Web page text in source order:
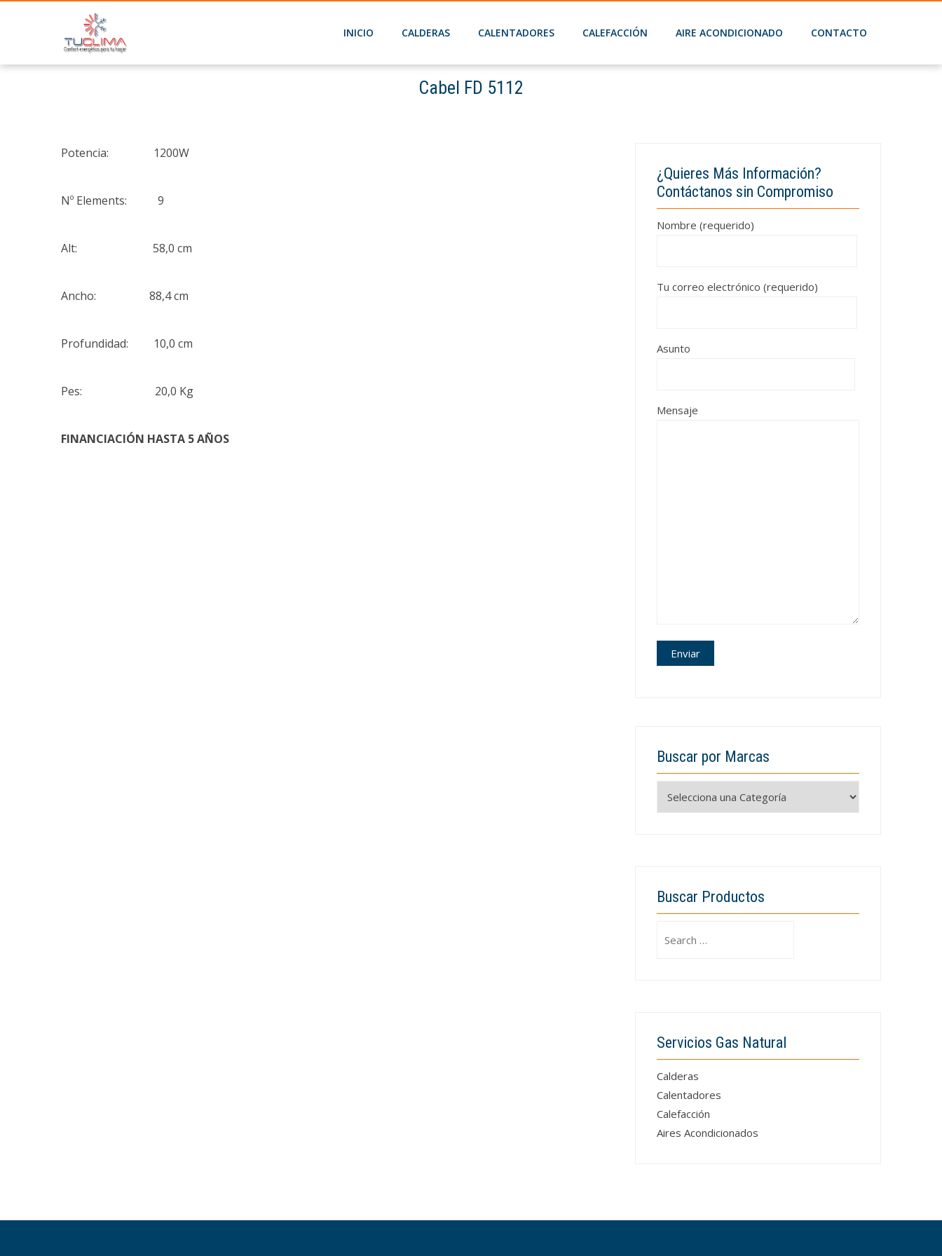
INICIO CALDERAS CALENTADORES CALEFACCIÓN AIRE ACONDICIONADO CONTACTO
Cabel FD 5112
Potencia: 1200W
Nº Elements: 9
Alt: 58,0 cm
Ancho: 88,4 cm
Profundidad: 10,0 cm
Pes: 20,0 Kg
FINANCIACIÓN HASTA 5 AÑOS
¿Quieres Más Información?
Contáctanos sin Compromiso
Nombre (requerido)
Tu correo electrónico (requerido)
Asunto
Mensaje
Buscar por Marcas
Buscar Productos
for:
Servicios Gas Natural
Calderas
Calentadores
Calefacción
Aires Acondicionados